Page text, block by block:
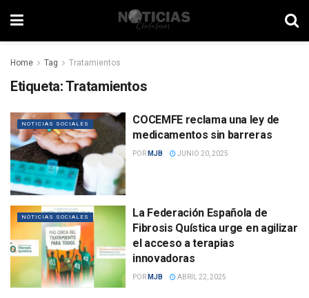
Home Tag Tratamientos
Etiqueta:Tratamientos
NOTICIAS SOCIALES
COCEMFE reclama una ley de
medicamentos sin barreras
POR MJB JUNIO 20, 2025
NOTICIAS SOCIALES
La Federación Española de
Fibrosis Quística urge en agilizar
el acceso a terapias
innovadoras
POR MJB ABRIL 22, 2025